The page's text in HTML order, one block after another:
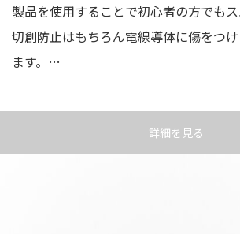
製品を使用することで初心者の方でもス
切創防止はもちろん電線導体に傷をつ
ます。…
詳細を見る